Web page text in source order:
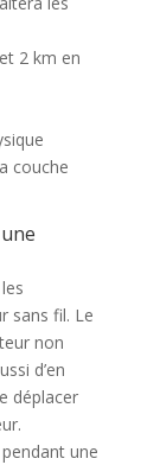
2 km en
couche
sans fil. Le
non
d’en
déplacer
une